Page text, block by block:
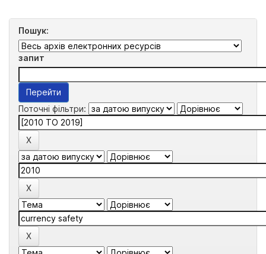
Пошук:
запит
Поточні фільтри: